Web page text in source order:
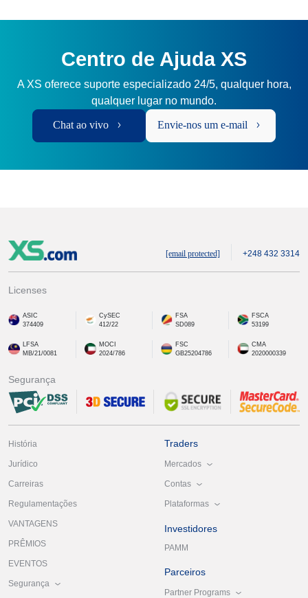
Centro de Ajuda XS
A XS oferece suporte especializado 24/5, qualquer hora,
qualquer lugar no mundo.
Chat ao vivo Envie-nos um e-mail
[email protected] +248 432 3314
Licenses
ASIC
374409
CySEC
412/22
FSA
SD089
FSCA
53199
LFSA
MB/21/0081
MOCI
2024/786
FSC
GB25204786
CMA
2020000339
Segurança
História
Jurídico
Carreiras
Regulamentações
VANTAGENS
PRÊMIOS
EVENTOS
Segurança
Traders
Mercados
Contas
Plataformas
Investidores
PAMM
Parceiros
Partner Programs